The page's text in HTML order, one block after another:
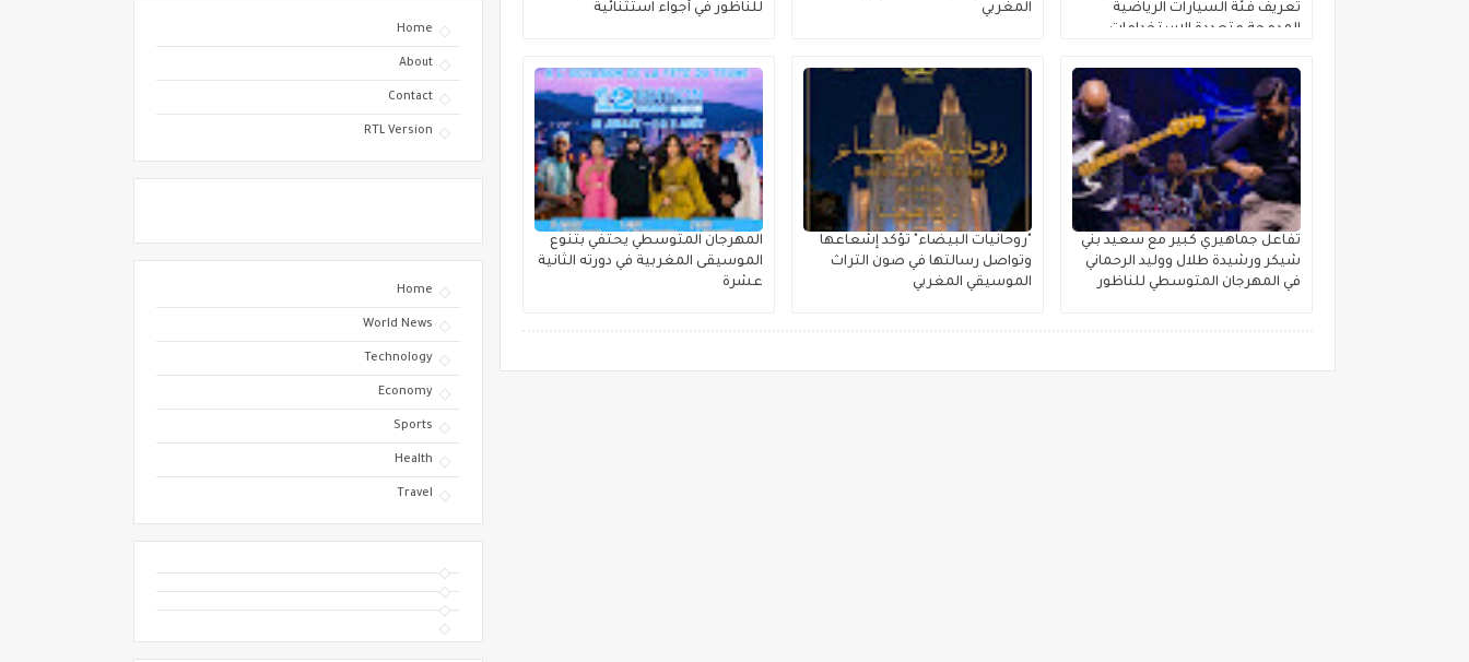
تعريف فئة السيارات الرياضية
المدمجة متعددة الاستخدامات
المغربي
للناظور في أجواء استثنائية
تفاعل جماهيري كبير مع سعيد بني
شيكر ورشيدة طلال ووليد الرحماني
في المهرجان المتوسطي للناظور
"روحانيات البيضاء" تؤكد إشعاعها
وتواصل رسالتها في صون التراث
الموسيقي المغربي
المهرجان المتوسطي يحتفي بتنوع
الموسيقى المغربية في دورته الثانية
عشرة
Home
About
Contact
RTL Version
Home
World News
Technology
Economy
Sports
Health
Travel